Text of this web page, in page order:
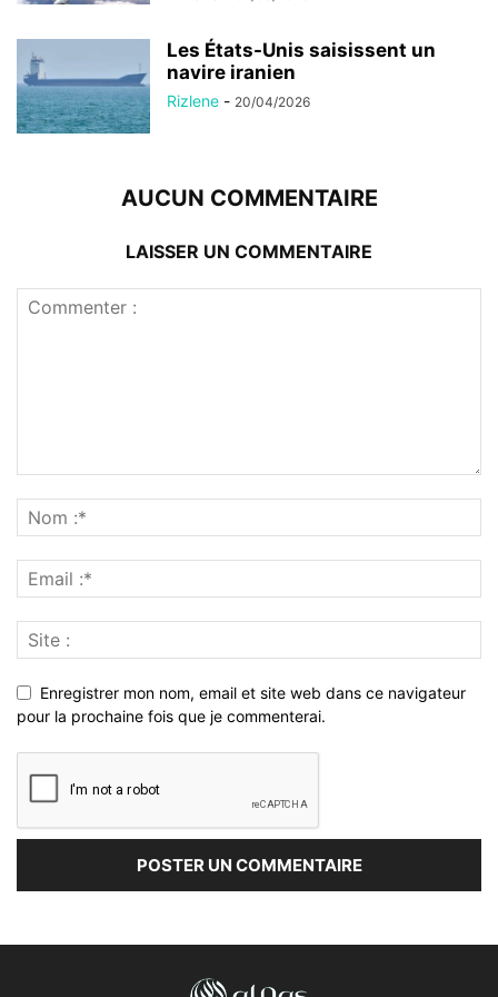
Les États-Unis saisissent un
navire iranien
Rizlene - 20/04/2026
AUCUN COMMENTAIRE
LAISSER UN COMMENTAIRE
Enregistrer mon nom, email et site web dans ce navigateur
pour la prochaine fois que je commenterai.